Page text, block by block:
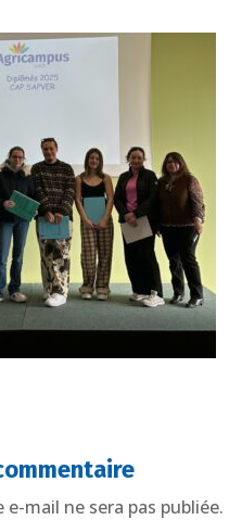
e-mail ne sera pas publiée.